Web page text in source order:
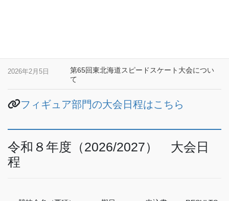
第65回東北海道スピードスケート大会につい
て
2026年2月5日
フィギュア部門の大会日程はこちら
令和８年度（2026/2027） 大会日
程